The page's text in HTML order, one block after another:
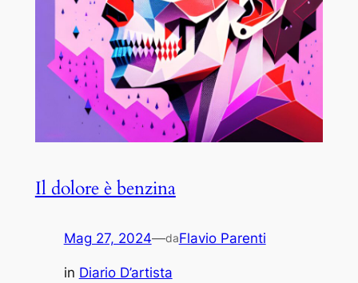
Il dolore è benzina
Mag 27, 2024—daFlavio Parenti
in Diario D’artista